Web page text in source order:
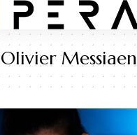
Olivier Messiaen